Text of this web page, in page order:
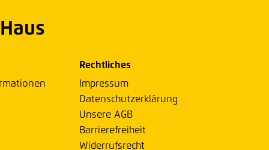
Rechtliches
Impressum
Datenschutzerklärung
Unsere AGB
Barrierefreiheit
Widerrufsrecht